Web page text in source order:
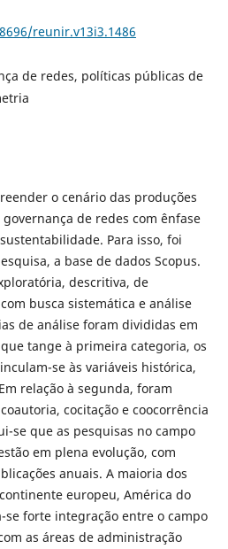
reunir.v13i3.1486
de redes, políticas públicas de
o cenário das produções
de redes com ênfase
Para isso, foi
a base de dados Scopus.
descritiva, de
busca sistemática e análise
de análise foram divididas em
tange à primeira categoria, os
se às variáveis histórica,
relação à segunda, foram
cocitação e coocorrência
se que as pesquisas no campo
em plena evolução, com
anuais. A maioria dos
europeu, América do
se forte integração entre o campo
as áreas de administração